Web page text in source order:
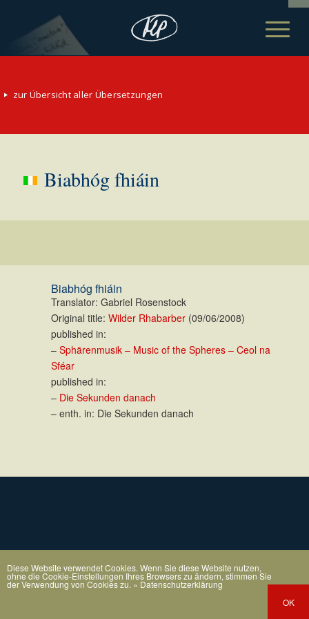
zur Übersicht aller Übersetzungen
Biabhóg fhiáin
Biabhóg fhiáin
Translator: Gabriel Rosenstock
Original title: Wilder Rhabarber(09/06/2008)
published in:
– Sphärenmusik – Music of the Spheres – Ceol na
Sféar
published in:
– Die Sekunden danach
– enth. in: Die Sekunden danach
Diese Website verwendet Cookies. Wenn Sie diese Website nutzen,
ohne die Cookie-Einstellungen Ihres Browsers zu ändern, stimmen Sie
der Verwendung von Cookies zu. » Datenschutzerklärung
OK